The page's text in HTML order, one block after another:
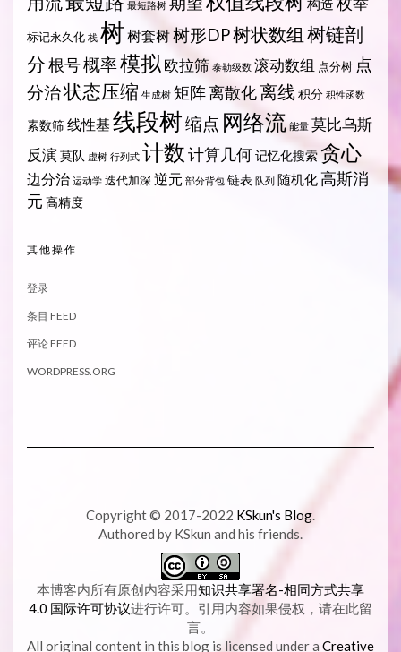
最短路树 构造
标记永久化 栈 树 树套树树形DP树状数组 树链剖
分根号概率模拟 欧拉筛 泰勒级数 滚动数组 点分树 点
分治状态压缩 生成树 矩阵离散化离线积分 积性函数
素数筛线性基 线段树缩点 网络流 能量 莫比乌斯
反演莫队 虚树 行列式 计数计算几何记忆化搜索贪心
边分治 运动学 迭代加深逆元 部分背包 链表 队列 随机化高斯消
元 高精度
其他操作
登录
条目 FEED
评论 FEED
WORDPRESS.ORG
Copyright © 2017-2022 KSkun's Blog.
Authored by KSkun and his friends.
本博客内所有原创内容采用知识共享署名-相同方式共享
4.0 国际许可协议进行许可。引用内容如果侵权，请在此留
言。
All original content in this blog is licensed under a Creative